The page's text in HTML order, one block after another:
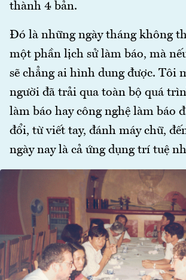
thành 4 bản.
Đó là những ngày tháng không
một phần lịch sử làm báo, mà
sẽ chẳng ai hình dung được. Tôi
người đã trải qua toàn bộ quá
làm báo hay công nghệ làm báo
đổi, từ viết tay, đánh máy chữ,
ngày nay là cả ứng dụng trí tuệ